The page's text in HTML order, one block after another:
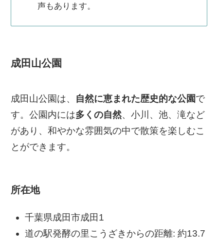
声もあります​​。
成田山公園
成田山公園は、 自然に恵まれた歴史的な公園で
す。公園内には多くの自然、小川、池、滝など
があり、和やかな雰囲気の中で散策を楽しむこ
とができます​​。
所在地
千葉県成田市成田1
道の駅発酵の里こうざきからの距離: 約13.7